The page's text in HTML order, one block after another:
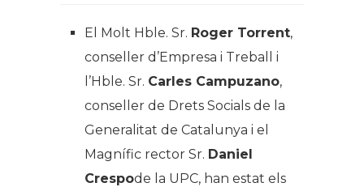
El Molt Hble. Sr. Roger Torrent,
conseller d’Empresa i Treball i
l’Hble. Sr. Carles Campuzano,
conseller de Drets Socials de la
Generalitat de Catalunya i el
Magnífic rector Sr. Daniel
Crespode la UPC, han estat els